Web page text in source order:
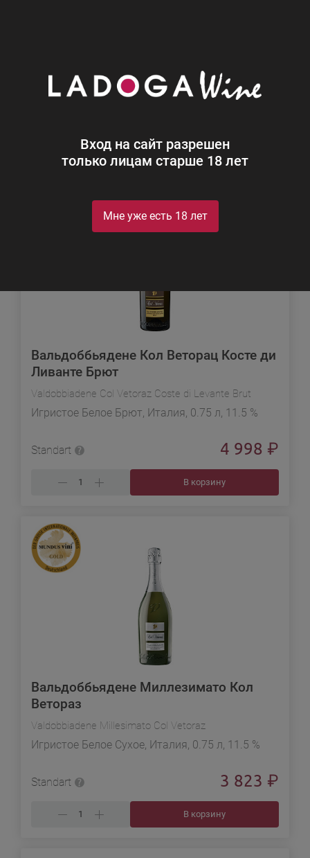
Вход на сайт разрешен
только лицам старше 18 лет
Мне уже есть 18 лет
Игристое
Сортировка
Вальдоббьядене Кол Веторац Косте ди
Ливанте Брют
Valdobbiadene Col Vetoraz Coste di Levante Brut
Игристое Белое Брют, Италия, 0.75 л, 11.5 %
Standart 4 998 ₽
В корзину
Вальдоббьядене Миллезимато Кол
Ветораз
Valdobbiadene Millesimato Col Vetoraz
Игристое Белое Сухое, Италия, 0.75 л, 11.5 %
Standart 3 823 ₽
В корзину